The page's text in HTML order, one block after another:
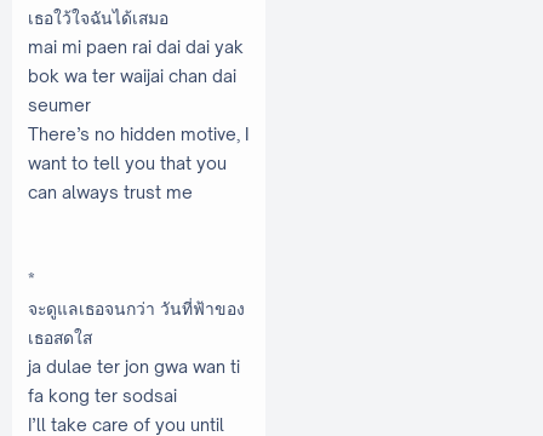
เธอใว้ใจฉันได้เสมอ
mai mi paen rai dai dai yak
bok wa ter waijai chan dai
seumer
There’s no hidden motive, I
want to tell you that you
can always trust me
*
จะดูแลเธอจนกว่า วันที่ฟ้าของ
เธอสดใส
ja dulae ter jon gwa wan ti
fa kong ter sodsai
I’ll take care of you until